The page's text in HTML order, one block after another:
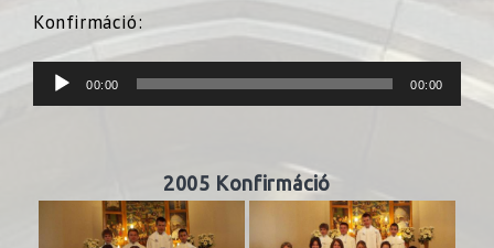
Konfirmáció:
Audió
lejátszó
00:00 00:00
2005 Konfirmáció